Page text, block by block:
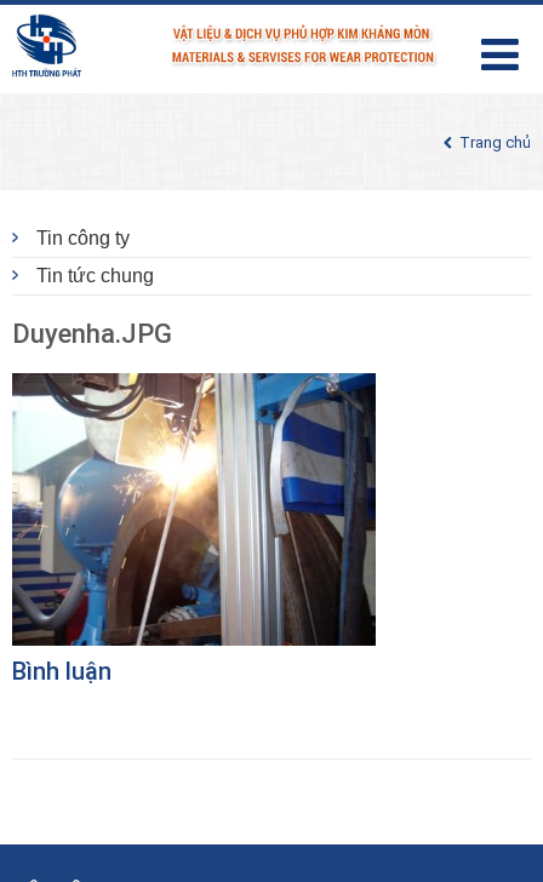
Trang chủ
Tin công ty
Tin tức chung
Duyenha.JPG
Bình luận